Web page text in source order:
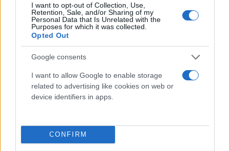
I want to opt-out of Collection, Use,
Retention, Sale, and/or Sharing of my
Personal Data that Is Unrelated with the
Purposes for which it was collected.
Opted Out
Google consents
I want to allow Google to enable storage
related to advertising like cookies on web or
device identifiers in apps.
CONFIRM